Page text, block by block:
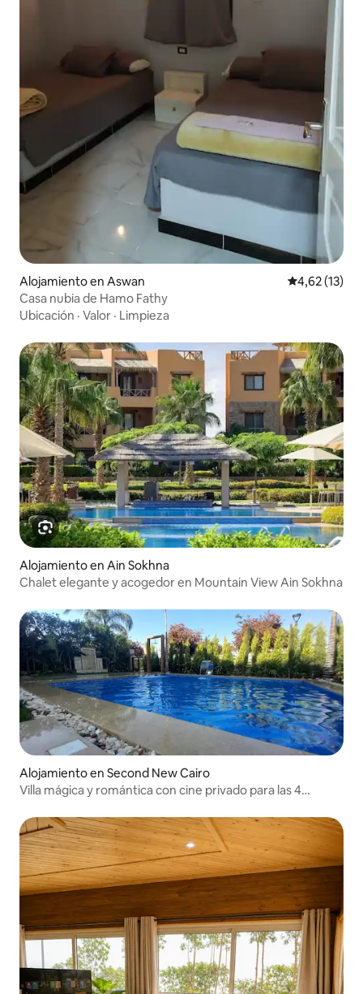
Alojamiento en Aswan Calificación
4,62 (13)
Casa nubia de Hamo Fathy
Ubicación · Valor · Limpieza
Alojamiento en Ain Sokhna
Chalet elegante y acogedor en Mountain View Ain Sokhna
Alojamiento en Second New Cairo
Villa mágica y romántica con cine privado para las 4